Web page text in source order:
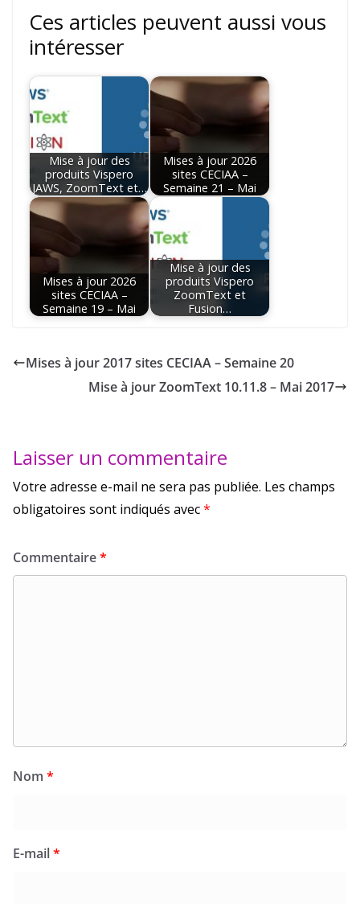
Ces articles peuvent aussi vous
intéresser
Mise à jour des
produits Vispero
JAWS, ZoomText et…
Mises à jour 2026
sites CECIAA –
Semaine 21 – Mai
Mises à jour 2026
sites CECIAA –
Semaine 19 – Mai
Mise à jour des
produits Vispero
ZoomText et
Fusion…
Mises à jour 2017 sites CECIAA – Semaine 20
Mise à jour ZoomText 10.11.8 – Mai 2017
Laisser un commentaire
Votre adresse e-mail ne sera pas publiée. Les champs
obligatoires sont indiqués avec*
Commentaire*
Nom *
E-mail*